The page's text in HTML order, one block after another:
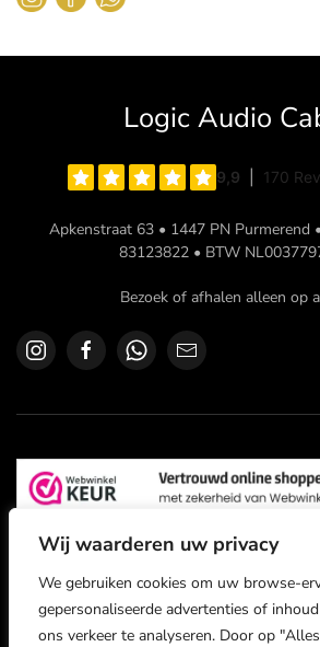
Wij waarderen uw privacy
We gebruiken cookies om uw browse-
gepersonaliseerde advertenties of
ons verkeer te analyseren. Door op
Logic Audio
Apkenstraat 63 • 1447 PN Purmerend
83123822 • BTW
Bezoek of afhalen alleen op
2026 Logic Audio Cables. All